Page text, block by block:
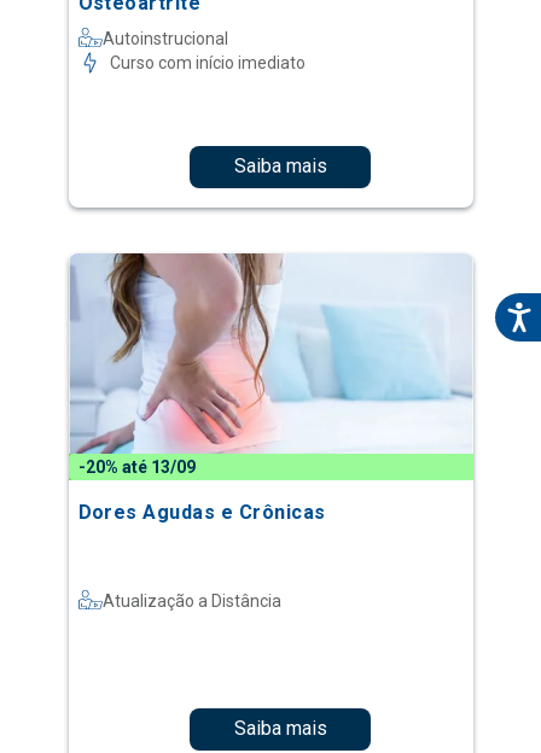
Autoinstrucional
Curso com início imediato
Saiba mais
-20% até 13/09
Dores Agudas e Crônicas
Atualização a Distância
Saiba mais